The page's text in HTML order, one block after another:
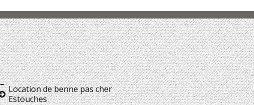
Location de benne pas cher
Estouches